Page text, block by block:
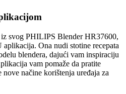
svog PHILIPS Blender HR37600,
Ona nudi stotine recepata
blendera, dajući vam inspiraciju
vam pomaže da pratite
načine korištenja uređaja za